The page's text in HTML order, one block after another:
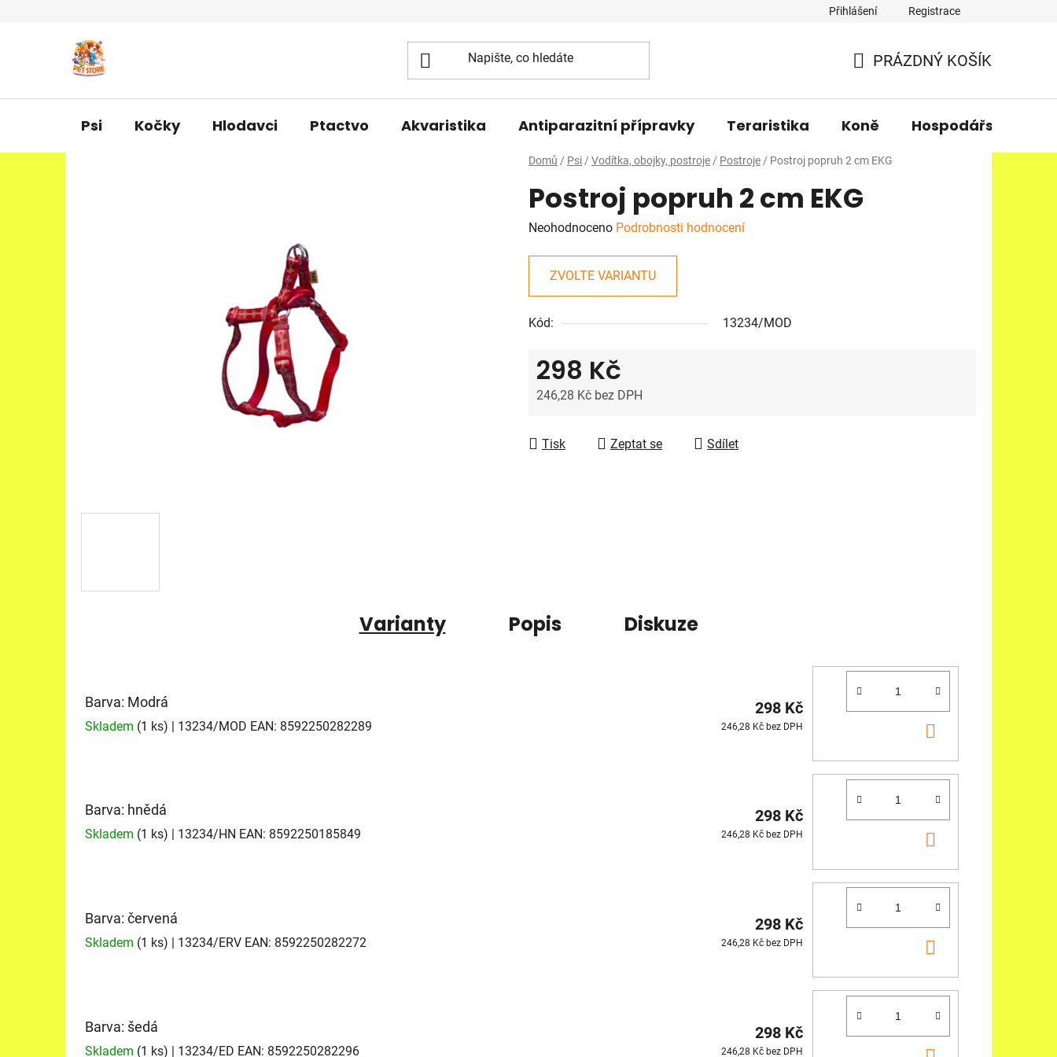
Přihlášení Registrace
KOŠÍK
PRÁZDNÝ KOŠÍK
Psi Kočky Hlodavci Ptactvo Akvaristika Antiparazitní přípravky Teraristika Koně Hospodářská
Domů / Psi / Vodítka, obojky, postroje / Postroje / Postroj popruh 2 cm EKG
Postroj popruh 2 cm EKG
Průměrné
produktu
hvězdiček.
Neohodnoceno Podrobnosti hodnocení
ZVOLTE VARIANTU
Kód: 13234/MOD
298 Kč
246,28 Kč bez DPH
Tisk
Zeptat se Sdílet
Varianty Popis Diskuze
Barva: Modrá
Skladem (1 ks) | 13234/MOD EAN: 8592250282289
298 Kč
246,28 Kč bez DPH
Barva: hnědá
Skladem (1 ks) | 13234/HN EAN: 8592250185849
298 Kč
246,28 Kč bez DPH
Barva: červená
Skladem (1 ks) | 13234/ERV EAN: 8592250282272
298 Kč
246,28 Kč bez DPH
Barva: šedá
Skladem (1 ks) | 13234/ED EAN: 8592250282296
298 Kč
246,28 Kč bez DPH